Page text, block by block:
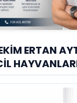
ERTAN